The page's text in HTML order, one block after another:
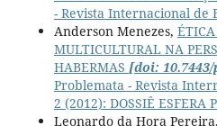
- Revista Internacional de
Anderson Menezes,
MULTICULTURAL NA
HABERMAS [doi:
Problemata - Revista
2 (2012): DOSSIÊ ESFERA
Leonardo da Hora Pereira,